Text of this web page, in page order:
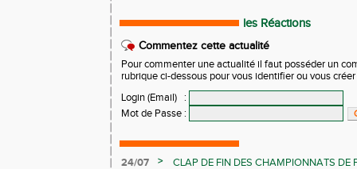
les Réactions
Commentez cette actualité
Pour commenter une actualité il faut posséder un
rubrique ci-dessous pour vous identifier ou vous
Login (Email)
:
Mot de Passe :
24/07 >
CLAP DE FIN DES CHAMPIONNATS DE